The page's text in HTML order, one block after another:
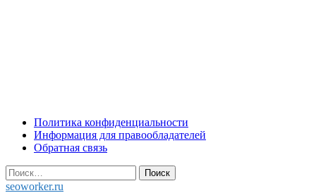
Skip
content
Политика конфиденциальности
Информация для правообладателей
Обратная связь
Найти:
seoworker.ru